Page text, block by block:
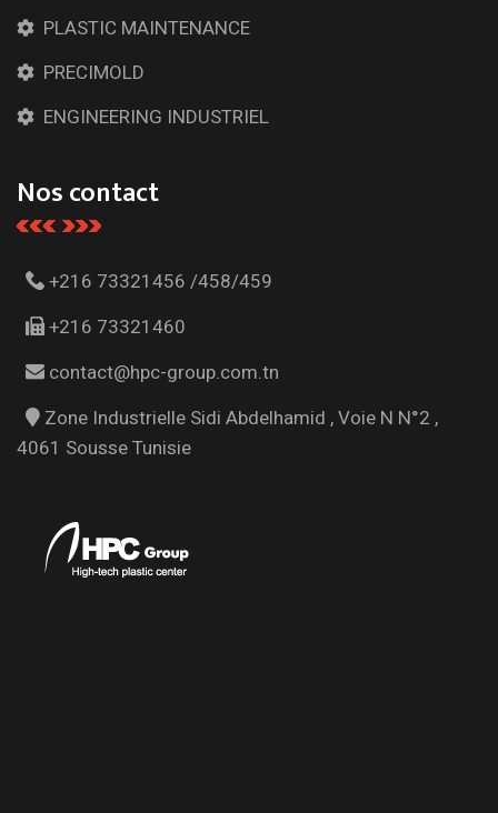
PLASTIC MAINTENANCE
PRECIMOLD
ENGINEERING INDUSTRIEL
Nos contact
+216 73321456 /458/459
+216 73321460
contact@hpc-group.com.tn
Zone Industrielle Sidi Abdelhamid , Voie N N°2 ,
4061 Sousse Tunisie